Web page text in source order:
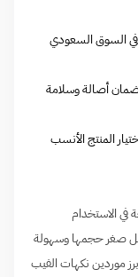
السوق السعودي
أصالة وسلامة
المنتج الأنسب
صغر حجمها وسهولة
موردين نكهات الفيب